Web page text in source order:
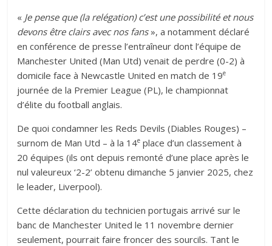
« Je pense que (la relégation) c’est une possibilité et nous
devons être clairs avec nos fans», a notamment déclaré
en conférence de presse l’entraîneur dont l’équipe de
Manchester United (Man Utd) venait de perdre (0-2) à
domicile face à Newcastle United en match de 19e
journée de la Premier League (PL), le championnat
d’élite du football anglais.
De quoi condamner les Reds Devils (Diables Rouges) –
surnom de Man Utd – à la 14e place d’un classement à
20 équipes (ils ont depuis remonté d’une place après le
nul valeureux ‘2-2’ obtenu dimanche 5 janvier 2025, chez
le leader, Liverpool).
Cette déclaration du technicien portugais arrivé sur le
banc de Manchester United le 11 novembre dernier
seulement, pourrait faire froncer des sourcils. Tant le